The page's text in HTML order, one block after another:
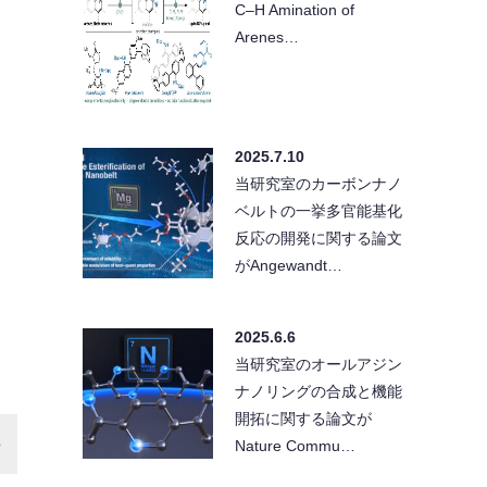
C–H Amination of
Arenes…
2025.7.10
当研究室のカーボンナノ
ベルトの一挙多官能基化
反応の開発に関する論文
がAngewandt…
2025.6.6
当研究室のオールアジン
ナノリングの合成と機能
開拓に関する論文が
Nature Commu…